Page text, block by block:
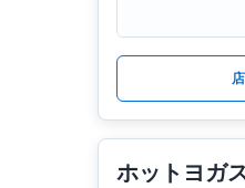
ホットヨガ